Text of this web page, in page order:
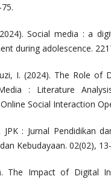
Social media : a
during adolescence.
I. (2024). The Role of
: Literature
Social Interaction
: Jurnal Pendidikan
Kebudayaan. 02(02),
The Impact of Digital